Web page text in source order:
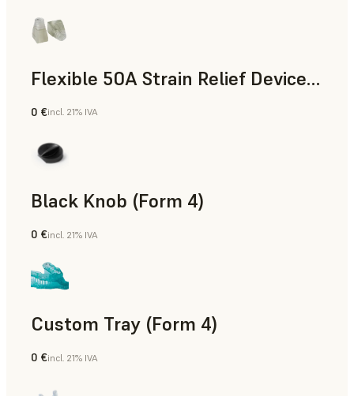
Flexible 50A Strain Relief Device (Form 4)
Ingeniería
0 €incl. 21% IVA
Black Knob (Form 4)
Estándar
0 €incl. 21% IVA
Custom Tray (Form 4)
Odontología
0 €incl. 21% IVA